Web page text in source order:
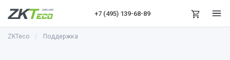
+7 (495) 139-68-89
ZKTeco Поддержка